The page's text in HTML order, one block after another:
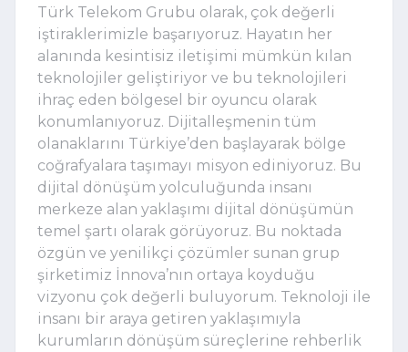
Türk Telekom Grubu olarak, çok değerli
iştiraklerimizle başarıyoruz. Hayatın her
alanında kesintisiz iletişimi mümkün kılan
teknolojiler geliştiriyor ve bu teknolojileri
ihraç eden bölgesel bir oyuncu olarak
konumlanıyoruz. Dijitalleşmenin tüm
olanaklarını Türkiye’den başlayarak bölge
coğrafyalara taşımayı misyon ediniyoruz. Bu
dijital dönüşüm yolculuğunda insanı
merkeze alan yaklaşımı dijital dönüşümün
temel şartı olarak görüyoruz. Bu noktada
özgün ve yenilikçi çözümler sunan grup
şirketimiz İnnova’nın ortaya koyduğu
vizyonu çok değerli buluyorum. Teknoloji ile
insanı bir araya getiren yaklaşımıyla
kurumların dönüşüm süreçlerine rehberlik